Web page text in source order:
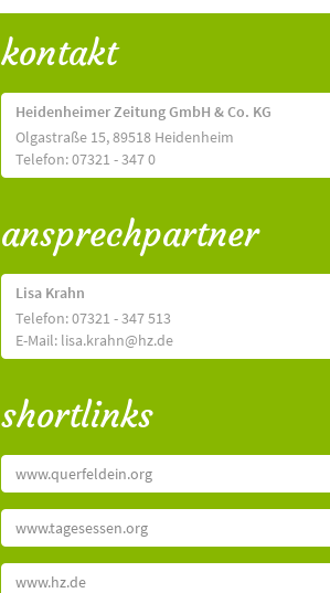
kontakt
Heidenheimer Zeitung GmbH & Co. KG
Olgastraße 15, 89518 Heidenheim
Telefon: 07321 - 347 0
ansprechpartner
Lisa Krahn
Telefon: 07321 - 347 513
E-Mail: lisa.krahn@hz.de
shortlinks
www.querfeldein.org
www.tagesessen.org
www.hz.de